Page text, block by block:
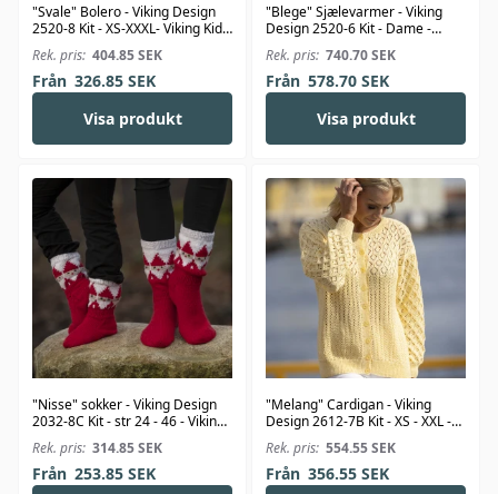
"Svale" Bolero - Viking Design
2520-8 Kit - XS-XXXL- Viking Kid-
Silk
Rek. pris: 404.85SEK
Från 326.85SEK
Visa produkt
"Blege" Sjælevarmer - Viking
Design 2520-6 Kit - Dame -
Viking Kid-Silk
Rek. pris: 740.70SEK
Från 578.70SEK
Visa produkt
"Nisse" sokker - Viking Design
2032-8C Kit - str 24 - 46 - Viking
Alpaca Storm
Rek. pris: 314.85SEK
Från 253.85SEK
"Melang" Cardigan - Viking
Design 2612-7B Kit - XS - XXL -
Viking Bambino
Rek. pris: 554.55SEK
Från 356.55SEK